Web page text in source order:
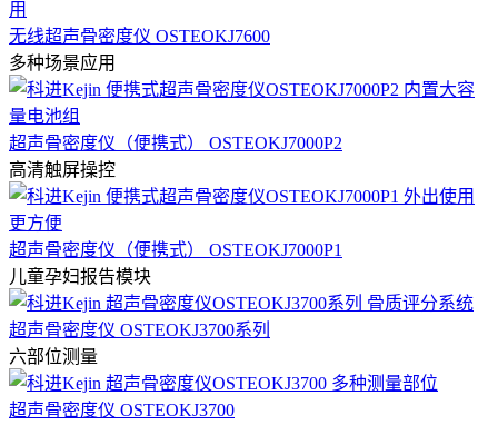
无线超声骨密度仪 OSTEOKJ7600
多种场景应用
超声骨密度仪（便携式） OSTEOKJ7000P2
高清触屏操控
超声骨密度仪（便携式） OSTEOKJ7000P1
儿童孕妇报告模块
超声骨密度仪 OSTEOKJ3700系列
六部位测量
超声骨密度仪 OSTEOKJ3700